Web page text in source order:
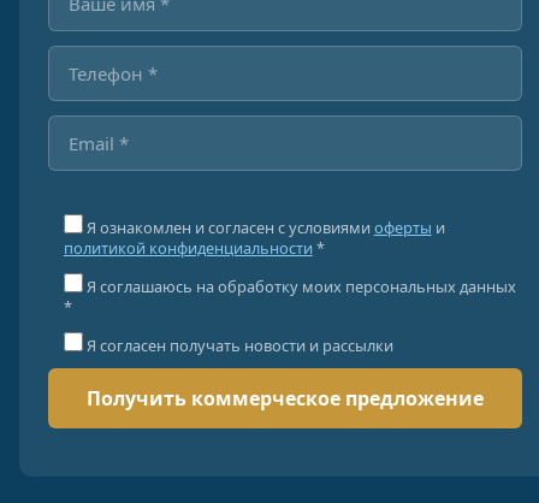
Я ознакомлен и согласен с условиями оферты и
политикой конфиденциальности *
Я соглашаюсь на обработку моих персональных данных
*
Я согласен получать новости и рассылки